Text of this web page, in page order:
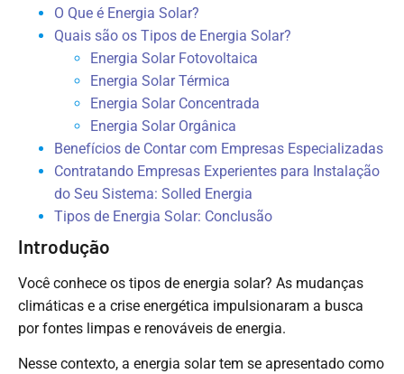
O Que é Energia Solar?
Quais são os Tipos de Energia Solar?
Energia Solar Fotovoltaica
Energia Solar Térmica
Energia Solar Concentrada
Energia Solar Orgânica
Benefícios de Contar com Empresas Especializadas
Contratando Empresas Experientes para Instalação
do Seu Sistema: Solled Energia
Tipos de Energia Solar: Conclusão
Introdução
Você conhece os tipos de energia solar? As mudanças
climáticas e a crise energética impulsionaram a busca
por fontes limpas e renováveis de energia.
Nesse contexto, a energia solar tem se apresentado como